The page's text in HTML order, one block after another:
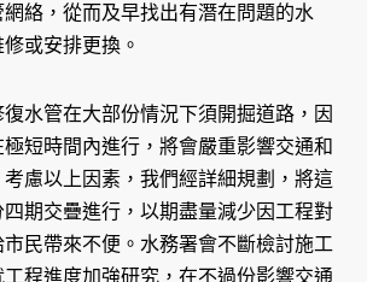
絡，從而及早找出有潛在問題的水
或安排更換。
水管在大部份情況下須開掘道路，因
短時間內進行，將會嚴重影響交通和
慮以上因素，我們經詳細規劃，將這
期交疊進行，以期盡量減少因工程對
民帶來不便。水務署會不斷檢討施工
程進度加強研究，在不過份影響交通